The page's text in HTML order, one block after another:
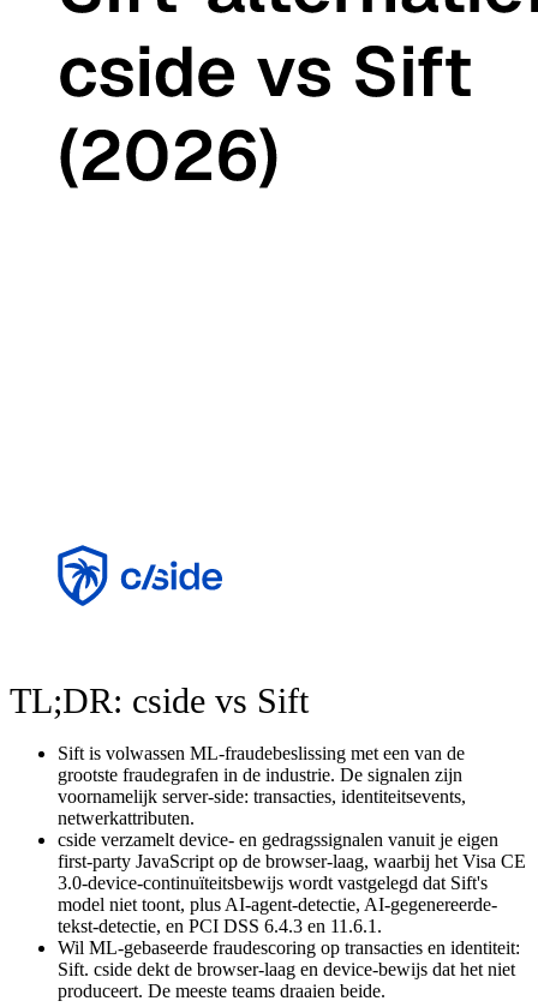
TL;DR: cside vs Sift
Sift is volwassen ML-fraudebeslissing met een van de
grootste fraudegrafen in de industrie. De signalen zijn
voornamelijk server-side: transacties, identiteitsevents,
netwerkattributen.
cside verzamelt device- en gedragssignalen vanuit je eigen
first-party JavaScript op de browser-laag, waarbij het Visa CE
3.0-device-continuïteitsbewijs wordt vastgelegd dat Sift's
model niet toont, plus AI-agent-detectie, AI-gegenereerde-
tekst-detectie, en PCI DSS 6.4.3 en 11.6.1.
Wil ML-gebaseerde fraudescoring op transacties en identiteit:
Sift. cside dekt de browser-laag en device-bewijs dat het niet
produceert. De meeste teams draaien beide.